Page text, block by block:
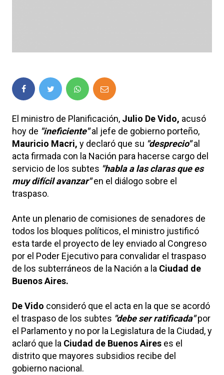
El ministro de Planificación, Julio De Vido, acusó
hoy de "ineficiente"al jefe de gobierno porteño,
Mauricio Macri, y declaró que su "desprecio"al
acta firmada con la Nación para hacerse cargo del
servicio de los subtes "habla a las claras que es
muy difícil avanzar"en el diálogo sobre el
traspaso.
Ante un plenario de comisiones de senadores de
todos los bloques políticos, el ministro justificó
esta tarde el proyecto de ley enviado al Congreso
por el Poder Ejecutivo para convalidar el traspaso
de los subterráneos de la Nación a la Ciudad de
Buenos Aires.
De Vido consideró que el acta en la que se acordó
el traspaso de los subtes "debe ser ratificada"por
el Parlamento y no por la Legislatura de la Ciudad, y
aclaró que la Ciudad de Buenos Aires es el
distrito que mayores subsidios recibe del
gobierno nacional.